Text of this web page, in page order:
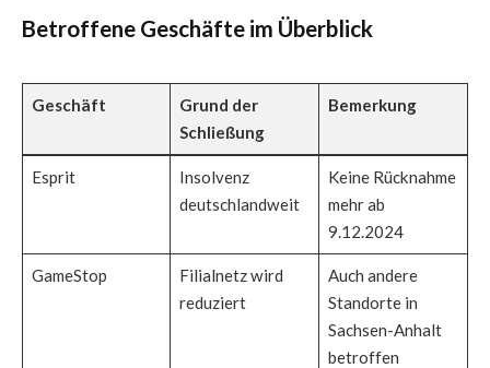
Betroffene Geschäfte im Überblick
Geschäft
Grund der
Schließung
Bemerkung
Esprit
Insolvenz
deutschlandweit
Keine Rücknahme
mehr ab
9.12.2024
GameStop
Filialnetz wird
reduziert
Auch andere
Standorte in
Sachsen-Anhalt
betroffen